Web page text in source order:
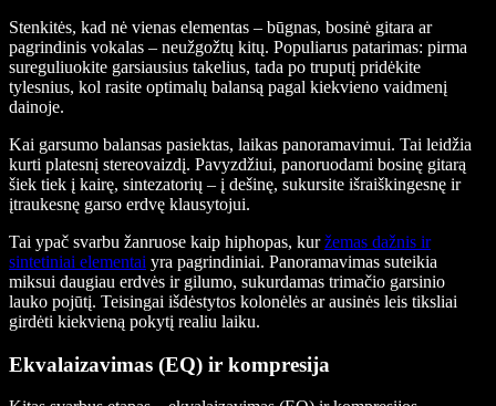
Stenkitės, kad nė vienas elementas – būgnas, bosinė gitara ar
pagrindinis vokalas – neužgožtų kitų. Populiarus patarimas: pirma
sureguliuokite garsiausius takelius, tada po truputį pridėkite
tylesnius, kol rasite optimalų balansą pagal kiekvieno vaidmenį
dainoje.
Kai garsumo balansas pasiektas, laikas panoramavimui. Tai leidžia
kurti platesnį stereovaizdį. Pavyzdžiui, panoruodami bosinę gitarą
šiek tiek į kairę, sintezatorių – į dešinę, sukursite išraiškingesnę ir
įtraukesnę garso erdvę klausytojui.
Tai ypač svarbu žanruose kaip hiphopas, kuržemas dažnis ir
sintetiniai elementai yra pagrindiniai. Panoramavimas suteikia
miksui daugiau erdvės ir gilumo, sukurdamas trimačio garsinio
lauko pojūtį. Teisingai išdėstytos kolonėlės ar ausinės leis tiksliai
girdėti kiekvieną pokytį realiu laiku.
Ekvalaizavimas (EQ) ir kompresija